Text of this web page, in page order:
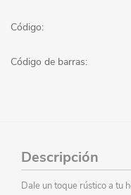
Código:
Código de barras:
Descripción
Dale un toque rústico a tu